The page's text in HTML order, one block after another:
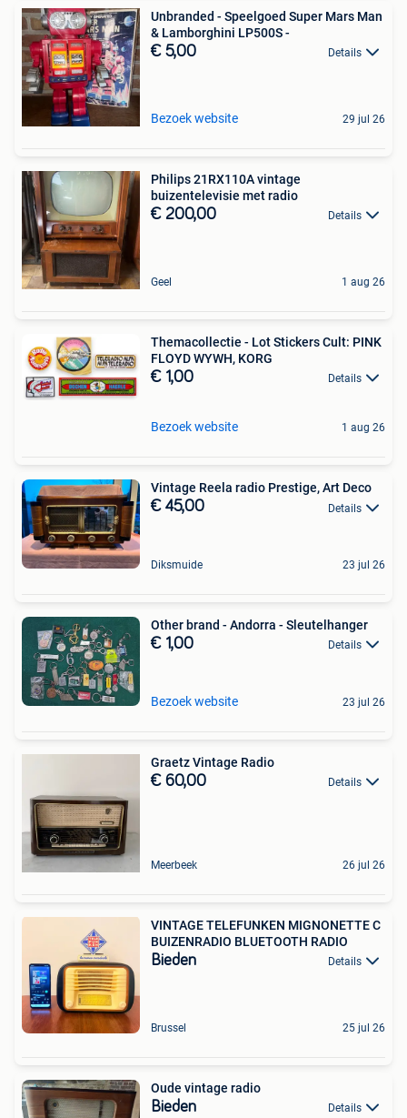
Unbranded - Speelgoed Super Mars Man
& Lamborghini LP500S -
€ 5,00 Details
Bezoek website 29 jul 26
Philips 21RX110A vintage
buizentelevisie met radio
€ 200,00 Details
Geel 1 aug 26
Themacollectie - Lot Stickers Cult: PINK
FLOYD WYWH, KORG
€ 1,00 Details
Bezoek website 1 aug 26
Vintage Reela radio Prestige, Art Deco
€ 45,00 Details
Diksmuide 23 jul 26
Other brand - Andorra - Sleutelhanger
€ 1,00 Details
Bezoek website 23 jul 26
Graetz Vintage Radio
€ 60,00 Details
Meerbeek 26 jul 26
VINTAGE TELEFUNKEN MIGNONETTE C
BUIZENRADIO BLUETOOTH RADIO
Bieden Details
Brussel 25 jul 26
Oude vintage radio
Bieden Details